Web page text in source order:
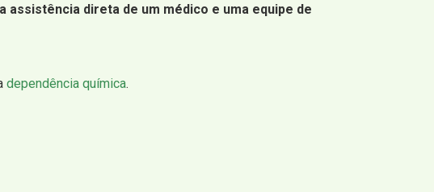
assistência direta de um médico e uma equipe de
dependência química.